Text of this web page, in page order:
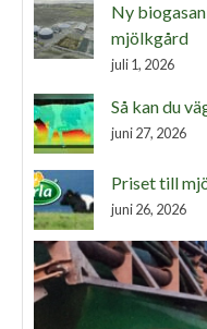
Ny
mjölkgård
juli 1, 2026
Så kan du
juni 27, 2026
Priset till
juni 26, 2026